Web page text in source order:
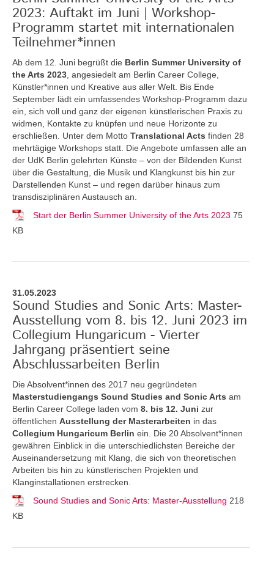
2023: Auftakt im Juni | Workshop-
Programm startet mit internationalen
Teilnehmer*innen
Ab dem 12. Juni begrüßt die Berlin Summer University of
the Arts 2023 , angesiedelt am Berlin Career College,
Künstler*innen und Kreative aus aller Welt. Bis Ende
September lädt ein umfassendes Workshop-Programm dazu
ein, sich voll und ganz der eigenen künstlerischen Praxis zu
widmen, Kontakte zu knüpfen und neue Horizonte zu
erschließen. Unter dem Motto Translational Acts finden 28
mehrtägige Workshops statt. Die Angebote umfassen alle an
der UdK Berlin gelehrten Künste – von der Bildenden Kunst
über die Gestaltung, die Musik und Klangkunst bis hin zur
Darstellenden Kunst – und regen darüber hinaus zum
transdisziplinären Austausch an.
Start der Berlin Summer University of the Arts 2023 75
KB
31.05.2023
Sound Studies and Sonic Arts: Master-
Ausstellung vom 8. bis 12. Juni 2023 im
Collegium Hungaricum - Vierter
Jahrgang präsentiert seine
Abschlussarbeiten Berlin
Die Absolvent*innen des 2017 neu gegründeten
Masterstudiengangs Sound Studies and Sonic Arts am
Berlin Career College laden vom 8. bis 12. Juni zur
öffentlichen Ausstellung der Masterarbeiten in das
Collegium Hungaricum Berlin ein. Die 20 Absolvent*innen
gewähren Einblick in die unterschiedlichsten Bereiche der
Auseinandersetzung mit Klang, die sich von theoretischen
Arbeiten bis hin zu künstlerischen Projekten und
Klanginstallationen erstrecken.
Sound Studies and Sonic Arts: Master-Ausstellung 218
KB